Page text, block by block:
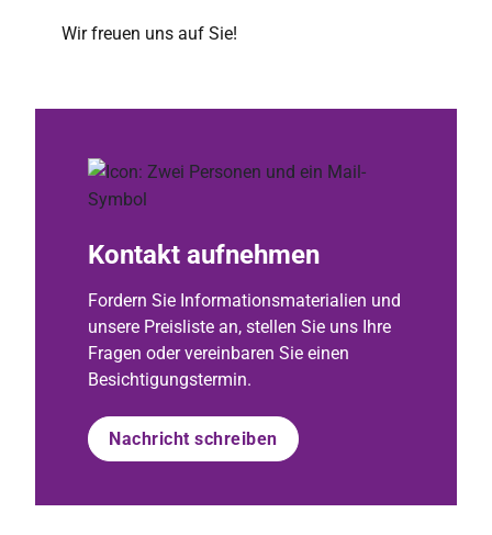
Wir freuen uns auf Sie!
Kontakt aufnehmen
Fordern Sie Informationsmaterialien und
unsere Preisliste an, stellen Sie uns Ihre
Fragen oder vereinbaren Sie einen
Besichtigungstermin.
Nachricht schreiben